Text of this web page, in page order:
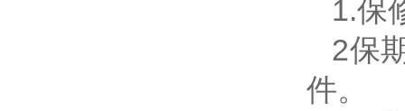
1.保
2保
件。